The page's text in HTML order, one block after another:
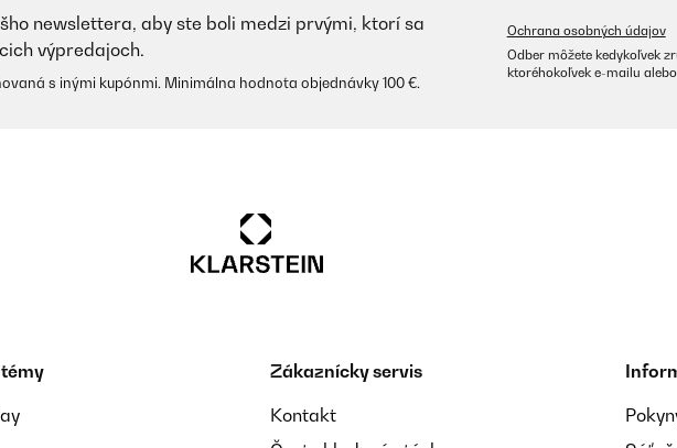
zu ernähren, ruckzuck auch wieder sauber gemacht, gesundes Kochen geht plötzlich
Einzelperson ist der Ring recht groß, aber stört auch nicht, dafür kann ich aber auch easy
newslettera, aby ste boli medzi prvými, ktorí sa
výpredajoch.
s inými kupónmi. Minimálna hodnota objednávky 100 €.
Ochrana osobných údajov
Odber môžete kedykoľvek
ktoréhokoľvek e-mailu
Zákaznícky servis
Kontakt